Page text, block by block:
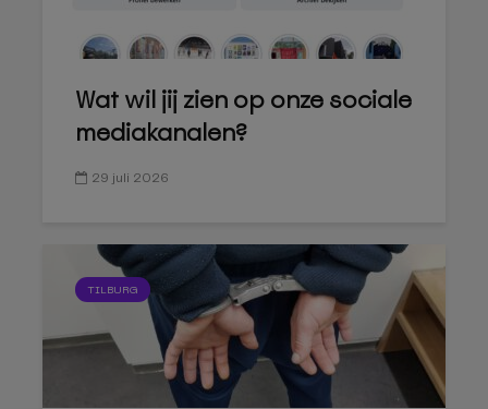
Wat wil jij zien op onze sociale
mediakanalen?
29 juli 2026
TILBURG